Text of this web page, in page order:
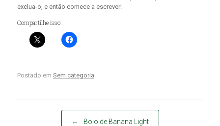
exclua-o, e então comece a escrever!
Compartilhe isso:
Postado em Sem categoria
← Bolo de Banana Light